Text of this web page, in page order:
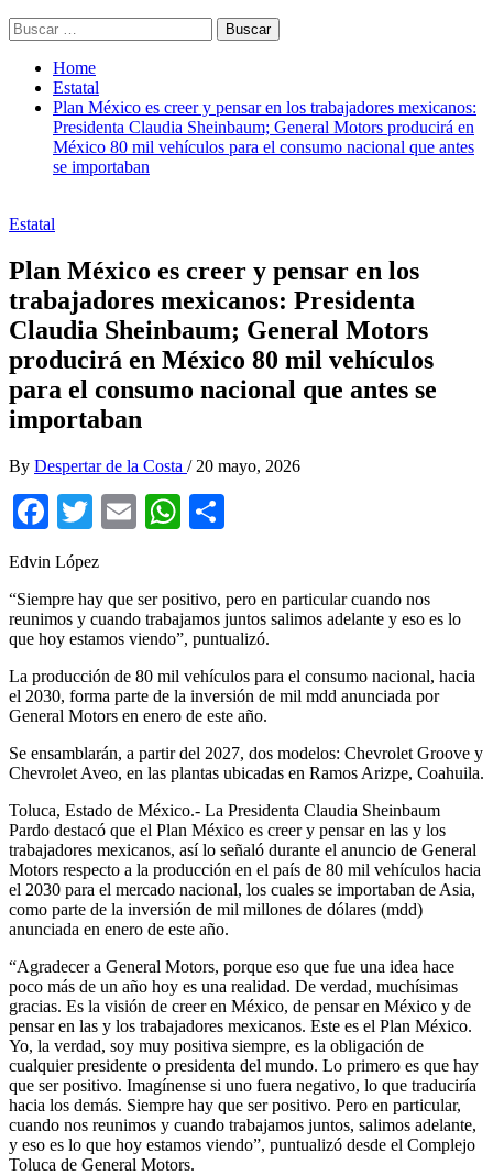
Buscar:
Home
Estatal
Plan México es creer y pensar en los trabajadores mexicanos:
Presidenta Claudia Sheinbaum; General Motors producirá en
México 80 mil vehículos para el consumo nacional que antes
se importaban
Estatal
Plan México es creer y pensar en los
trabajadores mexicanos: Presidenta
Claudia Sheinbaum; General Motors
producirá en México 80 mil vehículos
para el consumo nacional que antes se
importaban
By Despertar de la Costa / 20 mayo, 2026
Facebook
TwitterEmailWhatsApp
Edvin López
“Siempre hay que ser positivo, pero en particular cuando nos
reunimos y cuando trabajamos juntos salimos adelante y eso es lo
que hoy estamos viendo”, puntualizó.
La producción de 80 mil vehículos para el consumo nacional, hacia
el 2030, forma parte de la inversión de mil mdd anunciada por
General Motors en enero de este año.
Se ensamblarán, a partir del 2027, dos modelos: Chevrolet Groove y
Chevrolet Aveo, en las plantas ubicadas en Ramos Arizpe, Coahuila.
Toluca, Estado de México.- La Presidenta Claudia Sheinbaum
Pardo destacó que el Plan México es creer y pensar en las y los
trabajadores mexicanos, así lo señaló durante el anuncio de General
Motors respecto a la producción en el país de 80 mil vehículos hacia
el 2030 para el mercado nacional, los cuales se importaban de Asia,
como parte de la inversión de mil millones de dólares (mdd)
anunciada en enero de este año.
“Agradecer a General Motors, porque eso que fue una idea hace
poco más de un año hoy es una realidad. De verdad, muchísimas
gracias. Es la visión de creer en México, de pensar en México y de
pensar en las y los trabajadores mexicanos. Este es el Plan México.
Yo, la verdad, soy muy positiva siempre, es la obligación de
cualquier presidente o presidenta del mundo. Lo primero es que hay
que ser positivo. Imagínense si uno fuera negativo, lo que traduciría
hacia los demás. Siempre hay que ser positivo. Pero en particular,
cuando nos reunimos y cuando trabajamos juntos, salimos adelante,
y eso es lo que hoy estamos viendo”, puntualizó desde el Complejo
Toluca de General Motors.